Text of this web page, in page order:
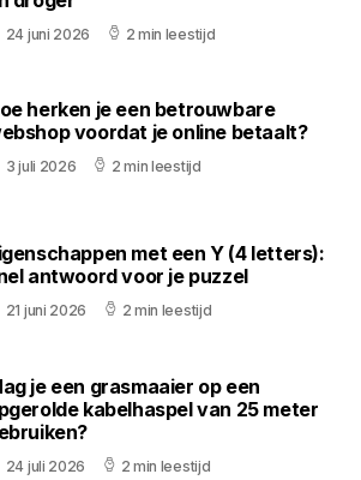
24 juni 2026 2 min leestijd
herken je een betrouwbare
voordat je online betaalt?
3 juli 2026 2 min leestijd
met een Y (4 letters):
antwoord voor je puzzel
21 juni 2026 2 min leestijd
je een grasmaaier op een
kabelhaspel van 25 meter
24 juli 2026 2 min leestijd